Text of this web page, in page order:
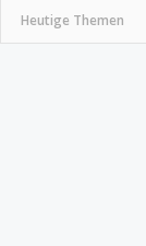
Heutige Themen